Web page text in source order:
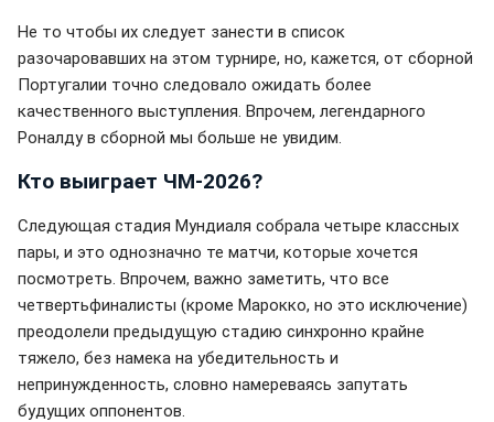
Не то чтобы их следует занести в список
разочаровавших на этом турнире, но, кажется, от сборной
Португалии точно следовало ожидать более
качественного выступления. Впрочем, легендарного
Роналду в сборной мы больше не увидим.
Кто выиграет ЧМ-2026?
Следующая стадия Мундиаля собрала четыре классных
пары, и это однозначно те матчи, которые хочется
посмотреть. Впрочем, важно заметить, что все
четвертьфиналисты (кроме Марокко, но это исключение)
преодолели предыдущую стадию синхронно крайне
тяжело, без намека на убедительность и
непринужденность, словно намереваясь запутать
будущих оппонентов.